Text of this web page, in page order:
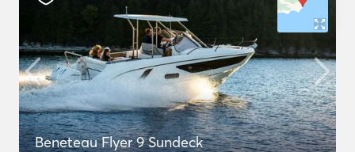
Beneteau Flyer 9 Sundeck